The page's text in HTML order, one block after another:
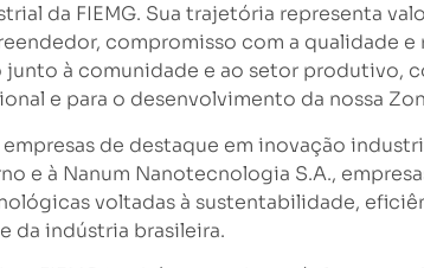
da FIEMG. Sua trajetória representa
compromisso com a qualidade
à comunidade e ao setor produtivo,
e para o desenvolvimento da nossa
de destaque em inovação
e à Nanum Nanotecnologia S.A.,
voltadas à sustentabilidade,
indústria brasileira.